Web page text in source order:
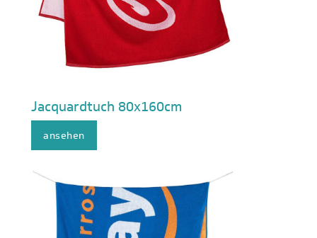
Jacquardtuch 80x160cm
ansehen